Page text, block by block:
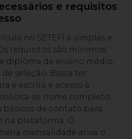
e requisitos
no SETEFI é simples e
requisitos são mínimos:
diploma de ensino médio,
seleção. Basta ter
e escrita e acesso à
se nome completo,
básicos de contato para
na plataforma. O
mensalidade ativa o